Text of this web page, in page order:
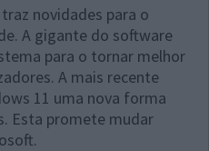
novidades para o
A gigante do software
para o tornar melhor
A mais recente
11 uma nova forma
Esta promete mudar